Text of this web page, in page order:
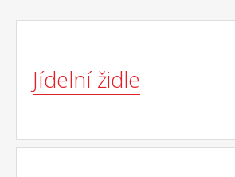
Jídelní židle